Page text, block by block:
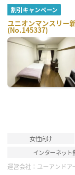
割引キャンペーン
ユニオンマンスリー
(No.145337)
女性向け
インターネット
運営会社： ユーアンドア